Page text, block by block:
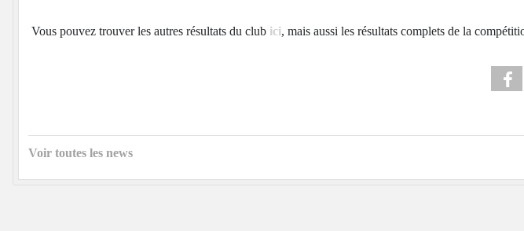
Vous pouvez trouver les autres résultats du club ici, mais aussi les résultats complets de la
Voir toutes les news